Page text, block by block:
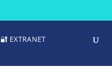
🔐 EXTRANET